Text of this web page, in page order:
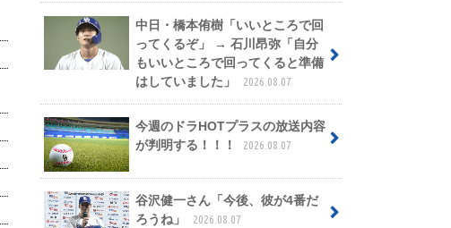
中日・橋本侑樹「いいところで回
ってくるぞ」 → 石川昂弥「自分
もいいところで回ってくると準備
はしていました」
2026.08.07
今週のドラHOTプラスの放送内容
が判明する！！！
2026.08.07
谷沢健一さん「今後、彼が4番だ
ろうね」
2026.08.07